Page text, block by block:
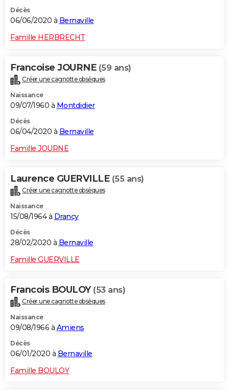
Décès
06/06/2020 à Bernaville
Famille HERBRECHT
Francoise JOURNE (59 ans)
Créer une cagnotte obsèques
Naissance
09/07/1960 à Montdidier
Décès
06/04/2020 à Bernaville
Famille JOURNE
Laurence GUERVILLE (55 ans)
Créer une cagnotte obsèques
Naissance
15/08/1964 à Drancy
Décès
28/02/2020 à Bernaville
Famille GUERVILLE
Francois BOULOY (53 ans)
Créer une cagnotte obsèques
Naissance
09/08/1966 à Amiens
Décès
06/01/2020 à Bernaville
Famille BOULOY